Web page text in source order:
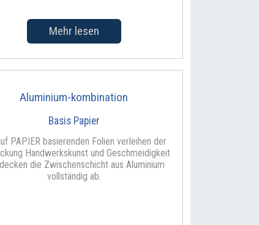
Mehr lesen
Aluminium-kombination
Basis Papier
PAPIER basierenden Folien verleihen der
Handwerkskunst und Geschmeidigkeit
die Zwischenschicht aus Aluminium
vollständig ab.